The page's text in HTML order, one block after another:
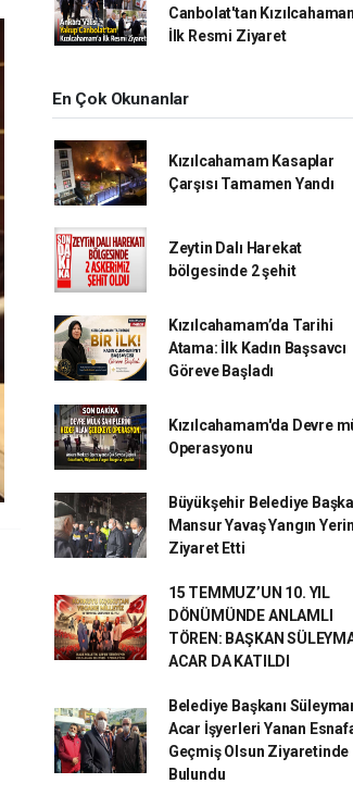
Canbolat'tan
İlk Resmi Ziyaret
En Çok Okunanlar
Kızılcahamam Kasaplar
Çarşısı Tamamen Yandı
Zeytin Dalı Harekat
bölgesinde 2 şehit
Kızılcahamam’da Tarihi
Atama: İlk Kadın Başsavcı
Göreve Başladı
Kızılcahamam'da Devre
Operasyonu
Büyükşehir Belediye
Mansur Yavaş Yangın
Ziyaret Etti
15 TEMMUZ’UN 10. YIL
DÖNÜMÜNDE ANLAMLI
TÖREN: BAŞKAN
ACAR DA KATILDI
Belediye Başkanı
Acar İşyerleri Yanan
Geçmiş Olsun Ziyaretinde
Bulundu